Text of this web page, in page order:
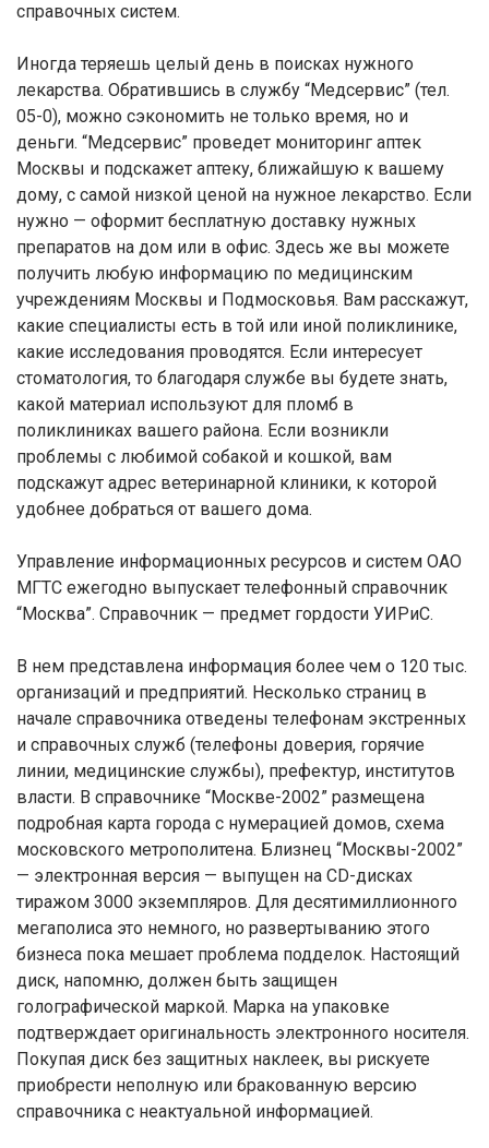
справочных систем.
Иногда теряешь целый день в поисках нужного
лекарства. Обратившись в службу “Медсервис” (тел.
05-0), можно сэкономить не только время, но и
деньги. “Медсервис” проведет мониторинг аптек
Москвы и подскажет аптеку, ближайшую к вашему
дому, с самой низкой ценой на нужное лекарство. Если
нужно — оформит бесплатную доставку нужных
препаратов на дом или в офис. Здесь же вы можете
получить любую информацию по медицинским
учреждениям Москвы и Подмосковья. Вам расскажут,
какие специалисты есть в той или иной поликлинике,
какие исследования проводятся. Если интересует
стоматология, то благодаря службе вы будете знать,
какой материал используют для пломб в
поликлиниках вашего района. Если возникли
проблемы с любимой собакой и кошкой, вам
подскажут адрес ветеринарной клиники, к которой
удобнее добраться от вашего дома.
Управление информационных ресурсов и систем ОАО
МГТС ежегодно выпускает телефонный справочник
“Москва”. Справочник — предмет гордости УИРиС.
В нем представлена информация более чем о 120 тыс.
организаций и предприятий. Несколько страниц в
начале справочника отведены телефонам экстренных
и справочных служб (телефоны доверия, горячие
линии, медицинские службы), префектур, институтов
власти. В справочнике “Москве-2002” размещена
подробная карта города с нумерацией домов, схема
московского метрополитена. Близнец “Москвы-2002”
— электронная версия — выпущен на CD-дисках
тиражом 3000 экземпляров. Для десятимиллионного
мегаполиса это немного, но развертыванию этого
бизнеса пока мешает проблема подделок. Настоящий
диск, напомню, должен быть защищен
голографической маркой. Марка на упаковке
подтверждает оригинальность электронного носителя.
Покупая диск без защитных наклеек, вы рискуете
приобрести неполную или бракованную версию
справочника с неактуальной информацией.